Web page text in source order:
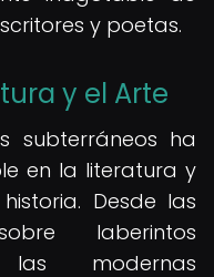
y poetas.
y el Arte
subterráneos ha
en la literatura y
Desde las
laberintos
modernas